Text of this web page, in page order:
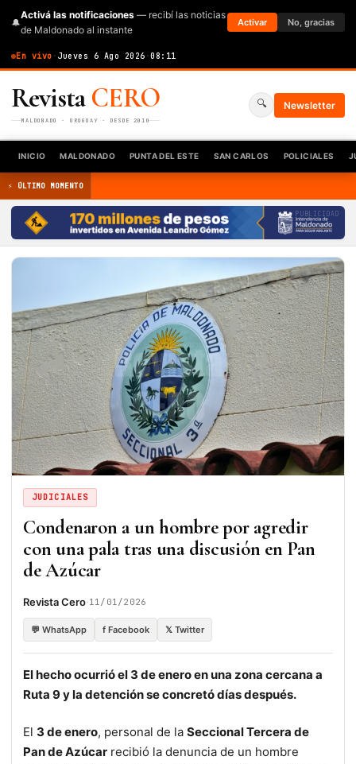
🔔
Activá las notificaciones — recibí las noticias
de Maldonado al instante
Activar No, gracias
En vivo · Jueves 6 Ago 2026 ·08:11
RevistaCERO
MALDONADO · URUGUAY · DESDE 2010
🔍 Newsletter
INICIO MALDONADO PUNTA DEL ESTE SAN CARLOS POLICIALES
⚡ ÚLTIMO MOMENTO
PUBLICIDAD
JUDICIALES
Condenaron a un hombre por agredir
con una pala tras una discusión en Pan
de Azúcar
Revista Cero·11/01/2026
💬 WhatsApp f Facebook 𝕏 Twitter
El hecho ocurrió el 3 de enero en una zona cercana a
Ruta 9 y la detención se concretó días después.
El 3 de enero, personal de la Seccional Tercera de
Pan de Azúcar recibió la denuncia de un hombre